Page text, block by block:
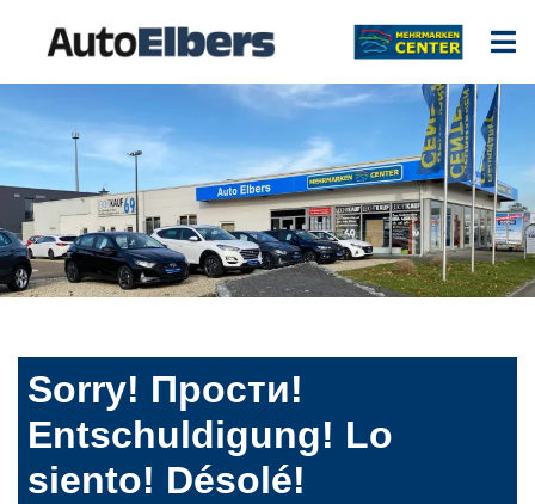
Sorry! Прости!
Entschuldigung! Lo
siento! Désolé!